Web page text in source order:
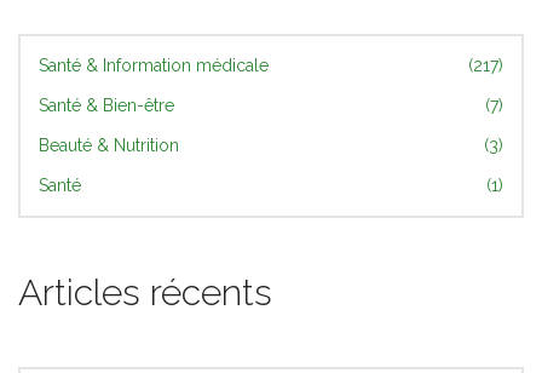
Santé & Information médicale (217)
Santé & Bien-être (7)
Beauté & Nutrition (3)
Santé (1)
Articles récents